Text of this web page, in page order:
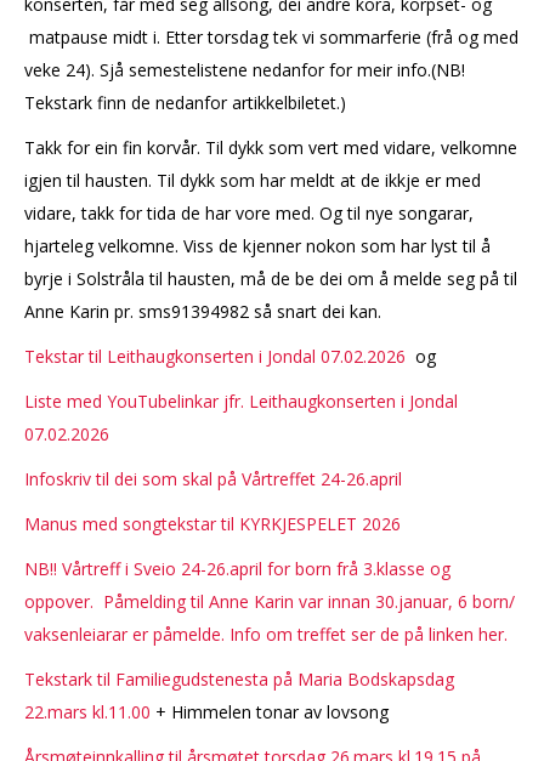
matpause midt i. Etter torsdag tek vi sommarferie (frå og med
veke 24). Sjå semestelistene nedanfor for meir info.(NB!
Tekstark finn de nedanfor artikkelbiletet.)
Takk for ein fin korvår. Til dykk som vert med vidare, velkomne
igjen til hausten. Til dykk som har meldt at de ikkje er med
vidare, takk for tida de har vore med. Og til nye songarar,
hjarteleg velkomne. Viss de kjenner nokon som har lyst til å
byrje i Solstråla til hausten, må de be dei om å melde seg på til
Anne Karin pr. sms91394982 så snart dei kan.
Tekstar til Leithaugkonserten i Jondal 07.02.2026 og
Liste med YouTubelinkar jfr. Leithaugkonserten i Jondal
07.02.2026
Infoskriv til dei som skal på Vårtreffet 24-26.april
Manus med songtekstar til KYRKJESPELET 2026
NB!! Vårtreff i Sveio 24-26.april for born frå 3.klasse og
oppover. Påmelding til Anne Karin var innan 30.januar, 6 born/
vaksenleiarar er påmelde. Info om treffet ser de på linken her.
Tekstark til Familiegudstenesta på Maria Bodskapsdag
22.mars kl.11.00 + Himmelen tonar av lovsong
Årsmøteinnkalling til årsmøtet torsdag 26.mars kl.19.15 på